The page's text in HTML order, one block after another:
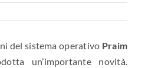
del sistema operativo Praim
un’importante novità.